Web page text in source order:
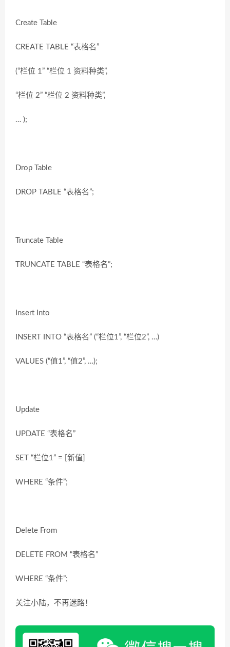
Create Table
CREATE TABLE “表格名”
(“栏位 1” “栏位 1 资料种类”,
“栏位 2” “栏位 2 资料种类”,
… );
Drop Table
DROP TABLE “表格名”;
Truncate Table
TRUNCATE TABLE “表格名”;
Insert Into
INSERT INTO “表格名” (“栏位1”, “栏位2”, …)
VALUES (“值1”, “值2”, …);
Update
UPDATE “表格名”
SET “栏位1” = [新值]
WHERE “条件”;
Delete From
DELETE FROM “表格名”
WHERE “条件”;
关注小陆，不再迷路！